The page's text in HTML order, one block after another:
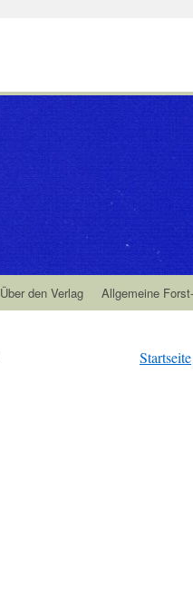
Über den Verlag Allgemeine
Startseite